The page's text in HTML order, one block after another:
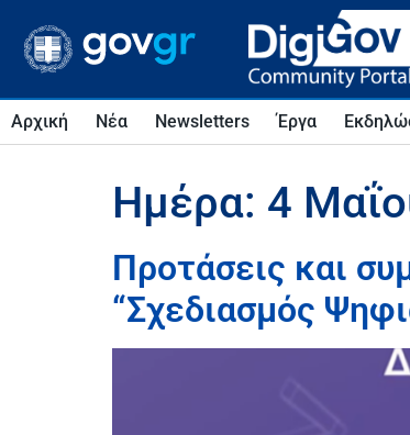
Αρχική Νέα Newsletters Έργα
Ημέρα: 4
Προτάσεις και
“Σχεδιασμός